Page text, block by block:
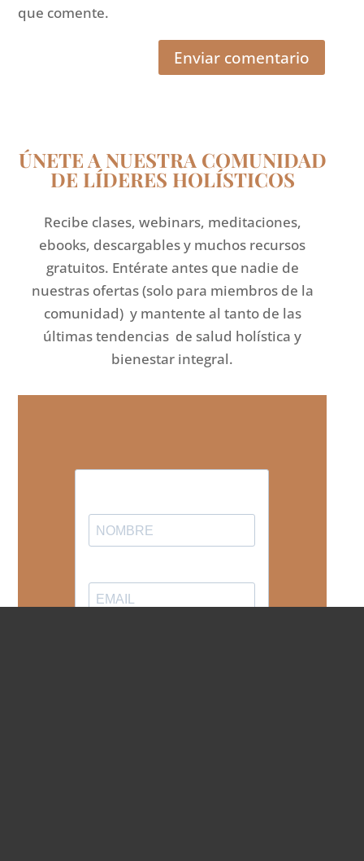
que comente.
Enviar comentario
ÚNETE A NUESTRA COMUNIDAD
DE LÍDERES HOLÍSTICOS
Recibe clases, webinars, meditaciones,
ebooks, descargables y muchos recursos
gratuitos. Entérate antes que nadie de
nuestras ofertas (solo para miembros de la
comunidad) y mantente al tanto de las
últimas tendencias de salud holística y
bienestar integral.